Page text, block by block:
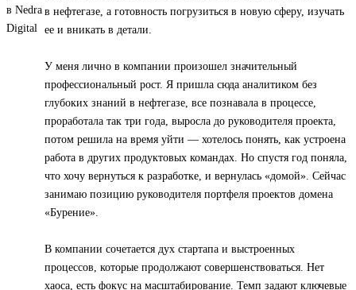
в нефтегазе, а готовность погрузиться в новую сферу, изучать
ее и вникать в детали.
У меня лично в компании произошел значительный
профессиональный рост. Я пришла сюда аналитиком без
глубоких знаний в нефтегазе, все познавала в процессе,
проработала так три года, выросла до руководителя проекта,
потом решила на время уйти — хотелось понять, как устроена
работа в других продуктовых командах. Но спустя год поняла,
что хочу вернуться к разработке, и вернулась «домой». Сейчас
занимаю позицию руководителя портфеля проектов домена
«Бурение».
В компании сочетается дух стартапа и выстроенных
процессов, которые продолжают совершенствоваться. Нет
хаоса, есть фокус на масштабирование. Темп задают ключевые